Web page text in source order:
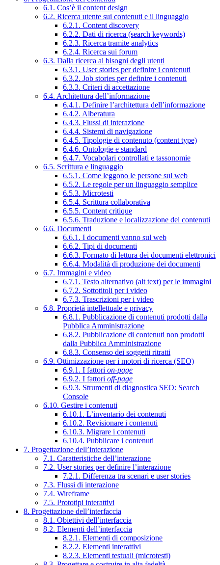
6.1. Cos’è il content design
6.2. Ricerca utente sui contenuti e il linguaggio
6.2.1. Content discovery
6.2.2. Dati di ricerca (search keywords)
6.2.3. Ricerca tramite analytics
6.2.4. Ricerca sui forum
6.3. Dalla ricerca ai bisogni degli utenti
6.3.1. User stories per definire i contenuti
6.3.2. Job stories per definire i contenuti
6.3.3. Criteri di accettazione
6.4. Architettura dell’informazione
6.4.1. Definire l’architettura dell’informazione
6.4.2. Alberatura
6.4.3. Flussi di interazione
6.4.4. Sistemi di navigazione
6.4.5. Tipologie di contenuto (content type)
6.4.6. Ontologie e standard
6.4.7. Vocabolari controllati e tassonomie
6.5. Scrittura e linguaggio
6.5.1. Come leggono le persone sul web
6.5.2. Le regole per un linguaggio semplice
6.5.3. Microtesti
6.5.4. Scrittura collaborativa
6.5.5. Content critique
6.5.6. Traduzione e localizzazione dei contenuti
6.6. Documenti
6.6.1. I documenti vanno sul web
6.6.2. Tipi di documenti
6.6.3. Formato di lettura dei documenti elettronici
6.6.4. Modalità di produzione dei documenti
6.7. Immagini e video
6.7.1. Testo alternativo (alt text) per le immagini
6.7.2. Sottotitoli per i video
6.7.3. Trascrizioni per i video
6.8. Proprietà intellettuale e privacy
6.8.1. Pubblicazione di contenuti prodotti dalla
Pubblica Amministrazione
6.8.2. Pubblicazione di contenuti non prodotti
dalla Pubblica Amministrazione
6.8.3. Consenso dei soggetti ritratti
6.9. Ottimizzazione per i motori di ricerca (SEO)
6.9.1. I fattori on-page
6.9.2. I fattori off-page
6.9.3. Strumenti di diagnostica SEO: Search
Console
6.10. Gestire i contenuti
6.10.1. L’inventario dei contenuti
6.10.2. Revisionare i contenuti
6.10.3. Migrare i contenuti
6.10.4. Pubblicare i contenuti
7. Progettazione dell’interazione
7.1. Caratteristiche dell’interazione
7.2. User stories per definire l’interazione
7.2.1. Differenza tra scenari e user stories
7.3. Flussi di interazione
7.4. Wireframe
7.5. Prototipi interattivi
8. Progettazione dell’interfaccia
8.1. Obiettivi dell’interfaccia
8.2. Elementi dell’interfaccia
8.2.1. Elementi di composizione
8.2.2. Elementi interattivi
8.2.3. Elementi testuali (microtesti)